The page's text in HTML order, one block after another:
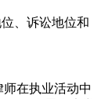
、诉讼地位和
在执业活动中